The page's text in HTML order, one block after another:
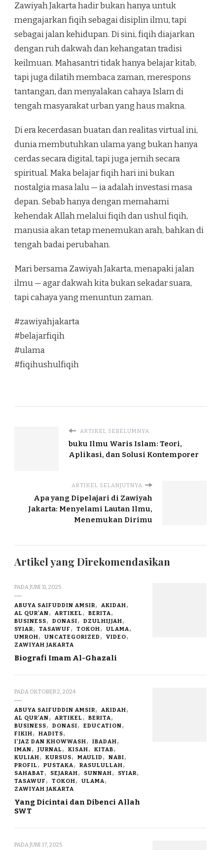
Zawiyah Jakarta hadir bukan hanya untuk
mengajarkan fiqih sebagai disiplin ilmu, tapi
sebagai jalan kehidupan. Di sini, fiqih diajarkan
dengan ruh dakwah dan kehangatan tradisi
keilmuan. Mahasantri tidak hanya belajar kitab,
tapi juga dilatih membaca zaman, merespons
tantangan, dan menyalakan cahaya Islam di
tengah masyarakat urban yang haus makna.
Di era kecerdasan buatan dan realitas virtual ini,
dunia membutuhkan ulama yang bukan hanya
cerdas secara digital, tapi juga jernih secara
spiritual. Maka belajar fiqih hari ini bukan
nostalgia masa lalu — ia adalah investasi masa
depan. Sebab hanya dengan memahami
kehendak Allah melalui fiqih dan ushul fiqih,
manusia akan tetap menemukan arah, bahkan di
tengah badai perubahan.
Mari bersama Zawiyah Jakarta, menapaki jalan
ilmu — agar dakwah kita bukan sekadar suara,
tapi cahaya yang menuntun zaman.
#zawiyahjakarta
#belajarfiqih
#ulama
#fiqihushulfiqih
ARTIKEL SEBELUMNYA
buku Ilmu Waris Islam: Teori,
Aplikasi, dan Solusi Kontemporer
ARTIKEL SELANJUTNYA
Apa yang Dipelajari di Zawiyah
Jakarta: Menyelami Lautan Ilmu,
Menemukan Dirimu
Artikel yang Direkomendasikan
PADAJUNI 11, 2025
ABUYA SAIFUDDIN AMSIR
AKIDAH
AL QUR'AN
ARTIKEL
BERITA
BUSINESS
DONASI
DZULHIJJAH
SYIAR
TASAWUF TOKOH
ULAMA
UMROH
UNCATEGORIZED
VIDEO
ZAWIYAH JAKARTA
Biografi Imam Al-Ghazali
PADA OKTOBER 2, 2024
ABUYA SAIFUDDIN AMSIR
AKIDAH
AL QUR'AN
ARTIKEL
BERITA
BUSINESS
DONASI
EDUCATION
FIKIH
HADITS
I'JAZ DAN KHOWWASH
IBADAH
IMAN
JURNAL KISAH
KITAB
KULIAH
KURSUS MAULID
NABI
PROFIL
PUSTAKA
RASULULLAH
SAHABAT
SEJARAH SUNNAH
SYIAR
TASAWUF
TOKOH
ULAMA
ZAWIYAH JAKARTA
Yang Dicintai dan Dibenci Allah
SWT
PADAJUNI 17, 2025